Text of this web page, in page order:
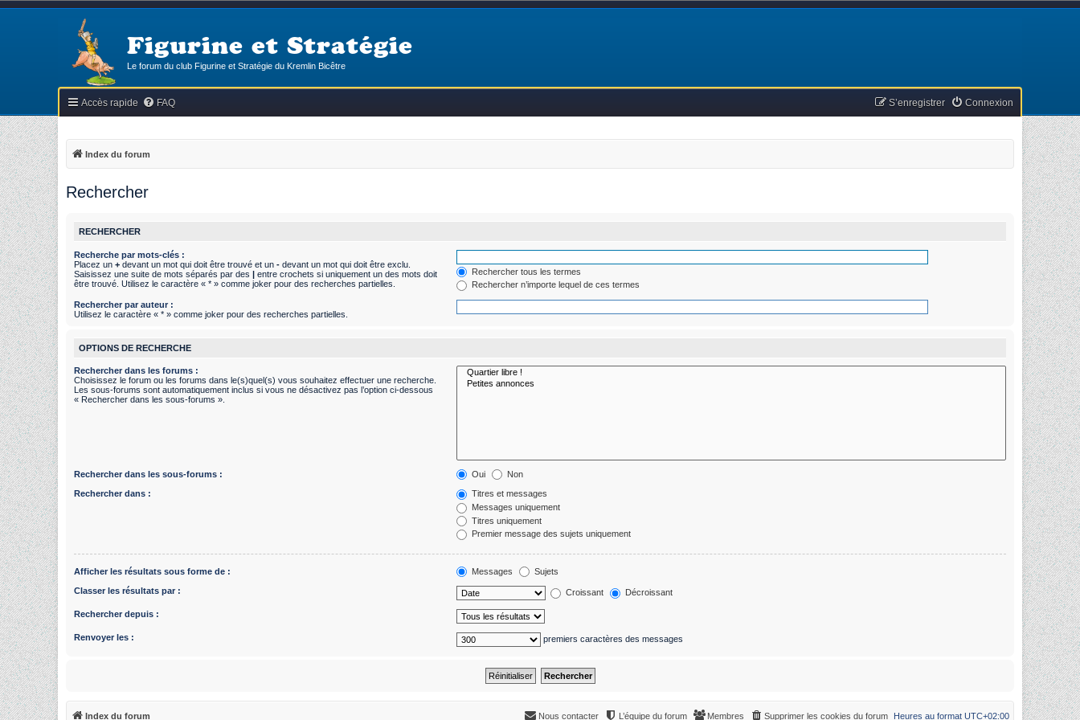
Figurine et Stratégie
Le forum du club Figurine et Stratégie du Kremlin Bicêtre
Accès rapide FAQ Connexion
S’enregistrer
Index du forum
Rechercher
RECHERCHER
Recherche par mots-clés :
Placez un + devant un mot qui doit être trouvé et un - devant un mot qui doit être exclu.
Saisissez une suite de mots séparés par des | entre crochets si uniquement un des mots doit
être trouvé. Utilisez le caractère « * » comme joker pour des recherches partielles.
Rechercher tous les termes
Rechercher n’importe lequel de ces termes
Rechercher par auteur :
Utilisez le caractère « * » comme joker pour des recherches partielles.
OPTIONS DE RECHERCHE
Rechercher dans les forums :
Choisissez le forum ou les forums dans le(s)quel(s) vous souhaitez effectuer une recherche.
Les sous-forums sont automatiquement inclus si vous ne désactivez pas l’option ci-dessous
« Rechercher dans les sous-forums ».
Rechercher dans les sous-forums : Oui Non
Rechercher dans :
Titres et messages
Messages uniquement
Titres uniquement
Premier message des sujets uniquement
Afficher les résultats sous forme de : Messages Sujets
Classer les résultats par : Croissant Décroissant
Rechercher depuis :
Renvoyer les : premiers caractères des messages
Index du forum Heures au format UTC+02:00
Supprimer les cookies du forum
Membres
L’équipe du forum
Nous contacter